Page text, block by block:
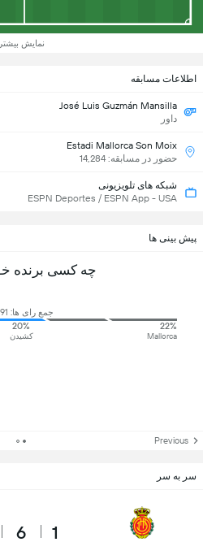
نمایش بیشتر
اطلاعات مسابقه
José Luis Guzmán Mansilla
داور
Estadi Mallorca Son Moix
حضور در مسابقه: 14,284
شبکه های تلویزیونی
ESPN Deportes / ESPN App - USA
پیش بینی ها
چه کسی برنده
جمع رای ها: 6,291
22%
Mallorca
20%
کشیدن
Previous
سر به سر
1
6